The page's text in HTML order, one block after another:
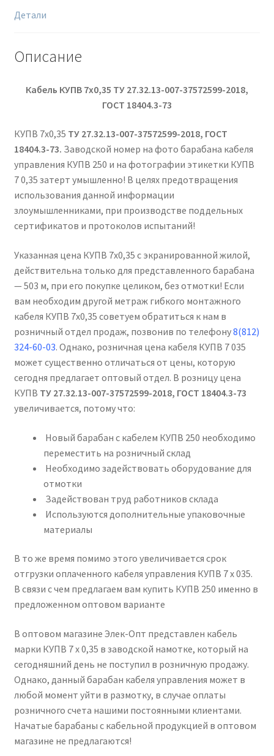
Детали
Описание
Кабель КУПВ 7х0,35 ТУ 27.32.13-007-37572599-2018,
ГОСТ 18404.3-73
КУПВ 7х0,35 ТУ 27.32.13-007-37572599-2018, ГОСТ
18404.3-73. Заводской номер на фото барабана кабеля
управления КУПВ 250 и на фотографии этикетки КУПВ
7 0,35 затерт умышленно! В целях предотвращения
использования данной информации
злоумышленниками, при производстве поддельных
сертификатов и протоколов испытаний!
Указанная цена КУПВ 7х0,35 с экранированной жилой,
действительна только для представленного барабана
— 503 м, при его покупке целиком, без отмотки! Если
вам необходим другой метраж гибкого монтажного
кабеля КУПВ 7х0,35 советуем обратиться к нам в
розничный отдел продаж, позвонив по телефону8(812)
324-60-03. Однако, розничная цена кабеля КУПВ 7 035
может существенно отличаться от цены, которую
сегодня предлагает оптовый отдел. В розницу цена
КУПВ ТУ 27.32.13-007-37572599-2018, ГОСТ 18404.3-73
увеличивается, потому что:
Новый барабан с кабелем КУПВ 250 необходимо
переместить на розничный склад
Необходимо задействовать оборудование для
отмотки
Задействован труд работников склада
Используются дополнительные упаковочные
материалы
В то же время помимо этого увеличивается срок
отгрузки оплаченного кабеля управления КУПВ 7 х 035.
В связи с чем предлагаем вам купить КУПВ 250 именно в
предложенном оптовом варианте
В оптовом магазине Элек-Опт представлен кабель
марки КУПВ 7 х 0,35 в заводской намотке, который на
сегодняшний день не поступил в розничную продажу.
Однако, данный барабан кабеля управления может в
любой момент уйти в размотку, в случае оплаты
розничного счета нашими постоянными клиентами.
Начатые барабаны с кабельной продукцией в оптовом
магазине не предлагаются!